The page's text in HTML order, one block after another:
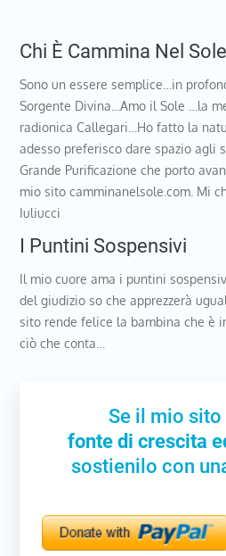
Chi È Cammina Nel
Sono un essere semplice…in
Sorgente Divina…Amo il Sole …la
radionica Callegari…Ho fatto la
adesso preferisco dare spazio agli
Grande Purificazione che porto
mio sito camminanelsole.com. Mi
Iuliucci
I Puntini Sospensivi
Il mio cuore ama i puntini
del giudizio so che apprezzerà
sito rende felice la bambina che è
ciò che conta…
Se il mio sito
fonte di crescita
sostienilo con